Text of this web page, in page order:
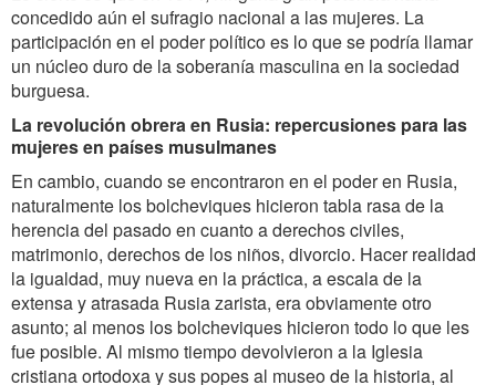
concedido aún el sufragio nacional a las mujeres. La
participación en el poder político es lo que se podría llamar
un núcleo duro de la soberanía masculina en la sociedad
burguesa.
La revolución obrera en Rusia: repercusiones para las
mujeres en países musulmanes
En cambio, cuando se encontraron en el poder en Rusia,
naturalmente los bolcheviques hicieron tabla rasa de la
herencia del pasado en cuanto a derechos civiles,
matrimonio, derechos de los niños, divorcio. Hacer realidad
la igualdad, muy nueva en la práctica, a escala de la
extensa y atrasada Rusia zarista, era obviamente otro
asunto; al menos los bolcheviques hicieron todo lo que les
fue posible. Al mismo tiempo devolvieron a la Iglesia
cristiana ortodoxa y sus popes al museo de la historia, al